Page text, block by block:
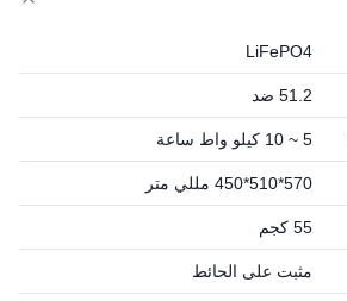
LiFePO4
51.2 ضد
5 ~ 10 كيلو واط ساعة
570*510*450 مللي متر
55 كجم
مثبت على الحائط